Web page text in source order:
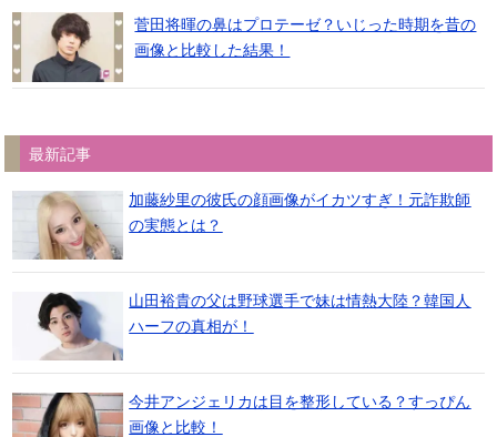
菅田将暉の鼻はプロテーゼ？いじった時期を昔の
画像と比較した結果！
最新記事
加藤紗里の彼氏の顔画像がイカツすぎ！元詐欺師
の実態とは？
山田裕貴の父は野球選手で妹は情熱大陸？韓国人
ハーフの真相が！
今井アンジェリカは目を整形している？すっぴん
画像と比較！